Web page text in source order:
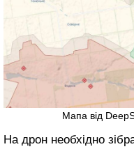
Мапа від
На дрон необхідно